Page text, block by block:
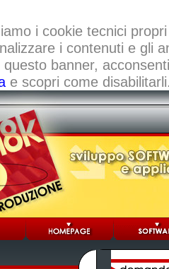
i cookie tecnici
i contenuti e gli
questo banner,
e scopri come